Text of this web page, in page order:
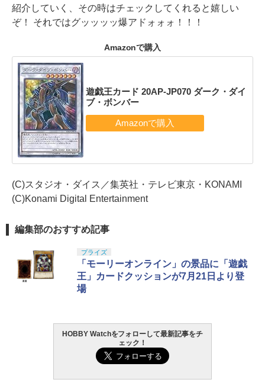
紹介していく、その時はチェックしてくれると嬉しい
ぞ！ それではグッッッッ爆アドォォォ！！！
Amazonで購入
遊戯王カード 20AP-JP070 ダーク・ダイ
ブ・ボンバー
(C)スタジオ・ダイス／集英社・テレビ東京・KONAMI
(C)Konami Digital Entertainment
編集部のおすすめ記事
プライズ
「モーリーオンライン」の景品に「遊戯
王」カードクッションが7月21日より登
場
HOBBY Watchをフォローして最新記事をチ
ェック！